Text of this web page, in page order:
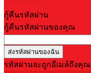
กู้คืนรหัสผ่าน
กู้คืนรหัสผ่านของคุณ
รหัสผ่านจะถูกอีเมล์ถึงคุณ